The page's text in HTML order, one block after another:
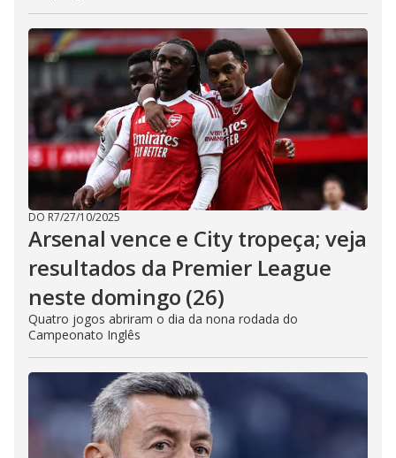
DO R7/27/10/2025
Arsenal vence e City tropeça; veja
resultados da Premier League
neste domingo (26)
Quatro jogos abriram o dia da nona rodada do
Campeonato Inglês